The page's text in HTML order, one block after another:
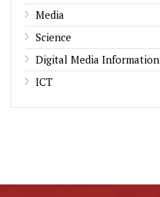
Media
Science
Digital Media Information
ICT